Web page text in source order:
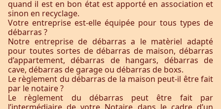
quand il est en bon état est apporté en association et
sinon en recyclage.
Votre entreprise est-elle équipée pour tous types de
débarras ?
Notre entreprise de débarras a le matèriel adapté
pour toutes sortes de débarras de maison, débarras
d’appartement, débarras de hangars, débarras de
cave, débarras de garage ou débarras de boxs.
Le règlement du débarras de la maison peut-il être fait
par le notaire ?
Le règlement du débarras peut être fait par